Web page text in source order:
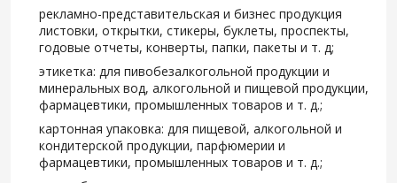
рекламно-представительская и бизнес продукция
листовки, открытки, стикеры, буклеты, проспекты,
годовые отчеты, конверты, папки, пакеты и т. д;
этикетка: для пивобезалкогольной продукции и
минеральных вод, алкогольной и пищевой продукции,
фармацевтики, промышленных товаров и т. д.;
картонная упаковка: для пищевой, алкогольной и
кондитерской продукции, парфюмерии и
фармацевтики, промышленных товаров и т. д.;